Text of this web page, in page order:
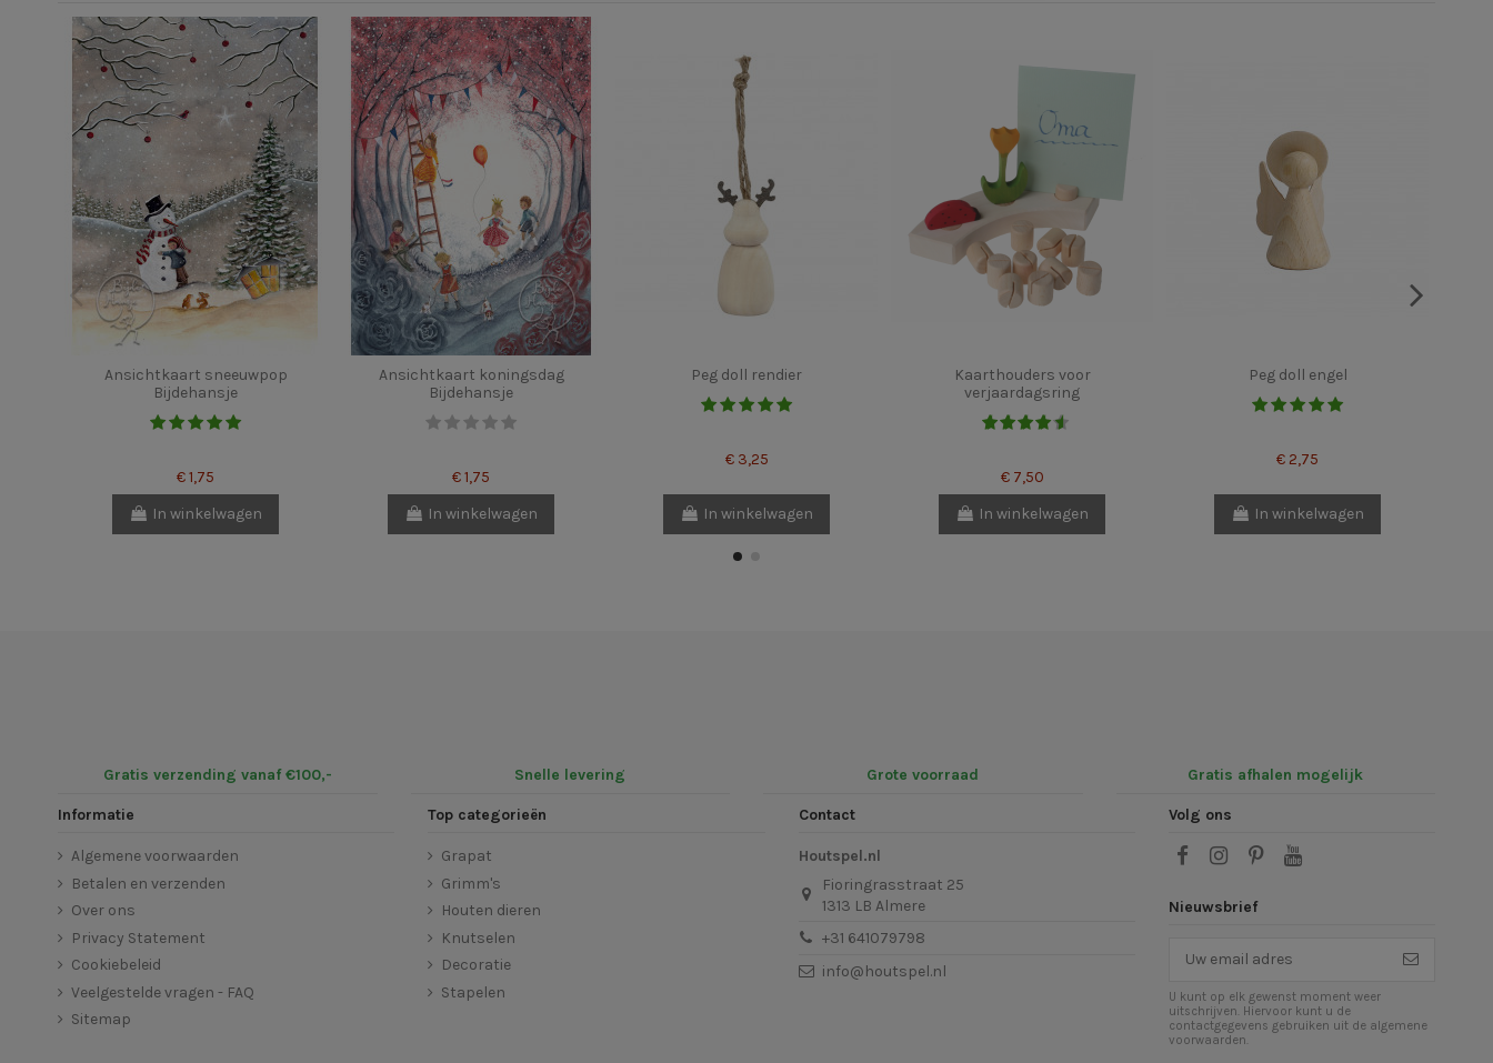
Ansichtkaart sneeuwpop
Bijdehansje
€ 1,75
In winkelwagen
Ansichtkaart koningsdag
Bijdehansje
€ 1,75
In winkelwagen
Peg doll rendier
€ 3,25
In winkelwagen
Kaarthouders voor
verjaardagsring
€ 7,50
In winkelwagen
Peg doll engel
€ 2,75
In winkelwagen
Gratis verzending vanaf €100,- Snelle levering Grote voorraad Gratis afhalen mogelijk
Informatie
Algemene voorwaarden
Betalen en verzenden
Over ons
Privacy Statement
Cookiebeleid
Veelgestelde vragen - FAQ
Sitemap
Top categorieën
Grapat
Grimm's
Houten dieren
Knutselen
Decoratie
Stapelen
Contact
Houtspel.nl
Fioringrasstraat 25
1313 LB Almere
+31 641079798
info@houtspel.nl
Volg ons
Nieuwsbrief
U kunt op elk gewenst moment weer
uitschrijven. Hiervoor kunt u de
contactgegevens gebruiken uit de algemene
voorwaarden.